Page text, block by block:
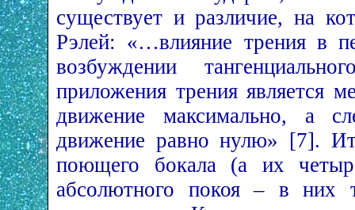
существует и различие, на
Рэлей: «…влияние трения в
возбуждении
приложения трения является
движение максимально, а
движение равно нулю» [7].
поющего бокала (а их
абсолютного покоя – в них